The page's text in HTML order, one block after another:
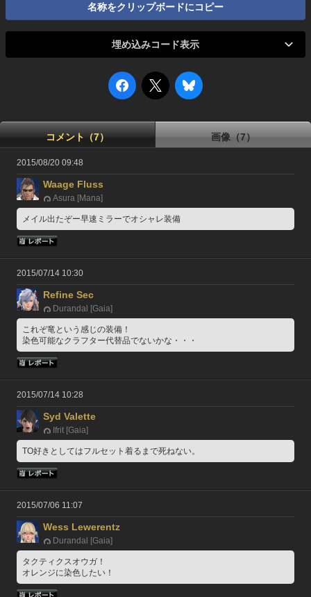
名称をクリップボードにコピー
埋め込みコード表示
コメント（7） 画像（7）
2015/08/20 09:48
Waage Fluss
Asura [Mana]
メイル出たぞー早速ミラーでオシャレ装備
2015/07/14 10:30
Refine Sec
Durandal [Gaia]
これぞ竜という感じの装備！
染色可能なクラフター代替品でないかな・・・
2015/07/14 10:28
Syd Valette
Ifrit [Gaia]
TO好きとしてはフルセット着るまで死ねない。
2015/07/06 11:07
Wess Lewerentz
Durandal [Gaia]
タクティクスオウガ！
オレンジに染色したい！